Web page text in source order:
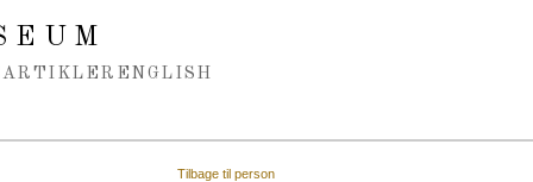
ENGLISH
Tilbage til person